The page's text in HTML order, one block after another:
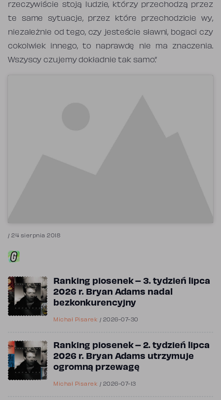
rzeczywiście stoją ludzie, którzy przechodzą przez
te same sytuacje, przez które przechodzicie wy,
niezależnie od tego, czy jesteście sławni, bogaci czy
cokolwiek innego, to naprawdę nie ma znaczenia.
Wszyscy czujemy dokładnie tak samo.”
/ 24 sierpnia 2018
Ranking piosenek – 3. tydzień lipca
2026 r. Bryan Adams nadal
bezkonkurencyjny
Michał Pisarek / 2026-07-30
Ranking piosenek – 2. tydzień lipca
2026 r. Bryan Adams utrzymuje
ogromną przewagę
Michał Pisarek / 2026-07-13